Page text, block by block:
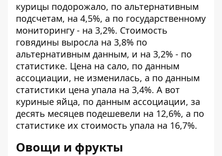
курицы подорожало, по альтернативным
подсчетам, на 4,5%, а по государственному
мониторингу - на 3,2%. Стоимость
говядины выросла на 3,8% по
альтернативным данным, и на 3,2% - по
статистике. Цена на сало, по данным
ассоциации, не изменилась, а по данным
статистики цена упала на 3,4%. А вот
куриные яйца, по данным ассоциации, за
десять месяцев подешевели на 12,6%, а по
статистике их стоимость упала на 16,7%.
Овощи и фрукты